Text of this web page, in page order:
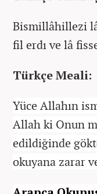
Bismillâhillezi
fil erdı ve lâ
Türkçe Meali:
Yüce Allahın
Allah ki Onun
edildiğinde
okuyana zarar